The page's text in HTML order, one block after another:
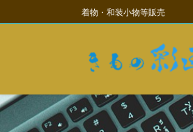
ン
に
移
ビ
ョ
ン
着物・和装小物等販売